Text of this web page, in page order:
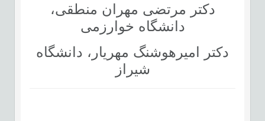
دکتر مرتضی مهران منطقی،
دانشگاه خوارزمی
دکتر امیرهوشنگ مهریار، دانشگاه
شیراز